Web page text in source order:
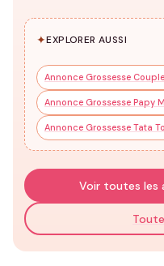
✦EXPLORER AUSSI
Annonce Grossesse Couple
Annonce Grossesse Papy
Annonce Grossesse Tata
Voir toutes les